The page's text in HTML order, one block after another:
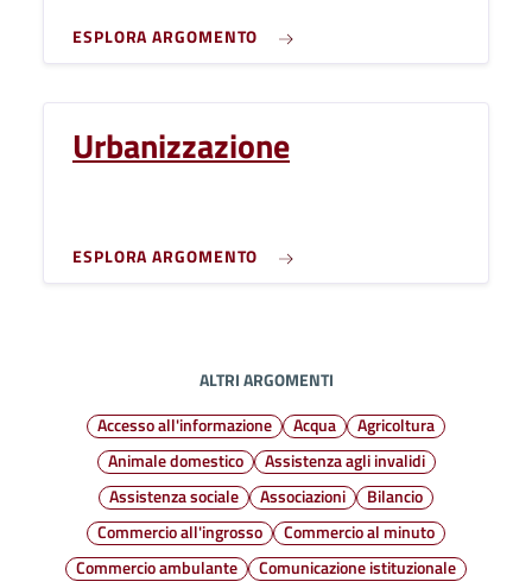
ESPLORA ARGOMENTO
Urbanizzazione
ESPLORA ARGOMENTO
ALTRI ARGOMENTI
Accesso all'informazione
Acqua
Agricoltura
Animale domestico
Assistenza agli invalidi
Assistenza sociale
Associazioni
Bilancio
Commercio all'ingrosso
Commercio al minuto
Commercio ambulante
Comunicazione istituzionale